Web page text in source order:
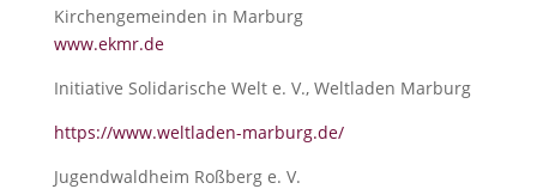
Kirchengemeinden in Marburg
www.ekmr.de
Initiative Solidarische Welt e. V., Weltladen Marburg
https://www.weltladen-marburg.de/
Jugendwaldheim Roßberg e. V.